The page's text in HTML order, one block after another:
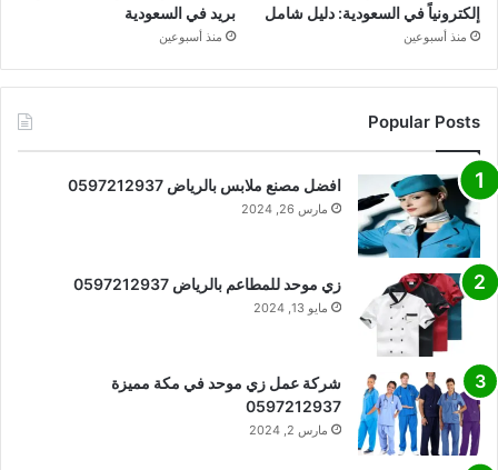
إلكترونياً في السعودية: دليل شامل
منذ أسبوعين
بريد في السعودية
منذ أسبوعين
Popular Posts
افضل مصنع ملابس بالرياض 0597212937
مارس 26, 2024
زي موحد للمطاعم بالرياض 0597212937
مايو 13, 2024
شركة عمل زي موحد في مكة مميزة
0597212937
مارس 2, 2024